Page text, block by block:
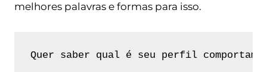
melhores palavras e formas para isso.
Quer saber qual é seu perfil